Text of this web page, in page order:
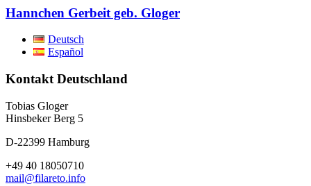
Hannchen Gerbeit geb. Gloger
Deutsch
Español
Kontakt Deutschland
Tobias Gloger
Hinsbeker Berg 5
D-22399 Hamburg
+49 40 18050710
mail@filareto.info